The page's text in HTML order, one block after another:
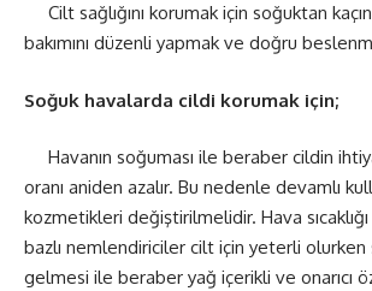
Cilt sağlığını korumak için soğuktan
bakımını düzenli yapmak ve doğru
Soğuk havalarda cildi korumak için;
Havanın soğuması ile beraber cildin
oranı aniden azalır. Bu nedenle devamlı
kozmetikleri değiştirilmelidir. Hava
bazlı nemlendiriciler cilt için yeterli olurken
gelmesi ile beraber yağ içerikli ve onarıcı